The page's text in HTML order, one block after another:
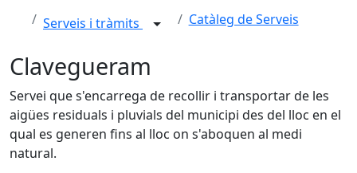
Serveis i tràmits Catàleg de Serveis
Clavegueram
Servei que s'encarrega de recollir i transportar de les
aigües residuals i pluvials del municipi des del lloc en el
qual es generen fins al lloc on s'aboquen al medi
natural.